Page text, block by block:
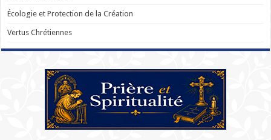
Écologie et Protection de la Création
Vertus Chrétiennes